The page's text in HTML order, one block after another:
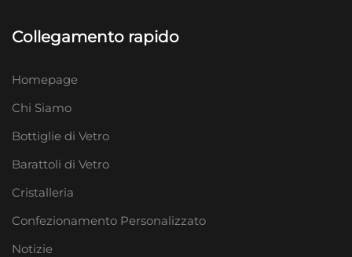
Collegamento rapido
Homepage
Chi Siamo
Bottiglie di Vetro
Barattoli di Vetro
Cristalleria
Confezionamento Personalizzato
Notizie